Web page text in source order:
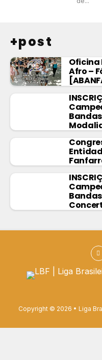
+post
Oficina
Afro –
Copyright © 2026 • Liga